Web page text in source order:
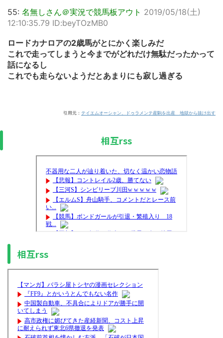
55: 名無しさん＠実況で競馬板アウト 2019/05/18(土)
12:10:35.79 ID:beyTOzMB0
ロードカナロアの2歳馬がとにかく楽しみだ
これで走ってしまうと今までがどれだけ無駄だったかって
話になるし
これでも走らないようだとあまりにも寂し過ぎる
引用元： テイエムオーシャン、ドゥラメンテ産駒を出産 地獄から抜け出す
相互rss
相互rss